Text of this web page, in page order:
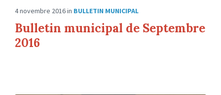
4 novembre 2016in BULLETIN MUNICIPAL
Bulletin municipal de Septembre
2016